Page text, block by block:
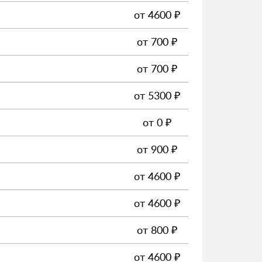
от 4600 ₽
от 700 ₽
от 700 ₽
от 5300 ₽
от 0 ₽
от 900 ₽
от 4600 ₽
от 4600 ₽
от 800 ₽
от 4600 ₽